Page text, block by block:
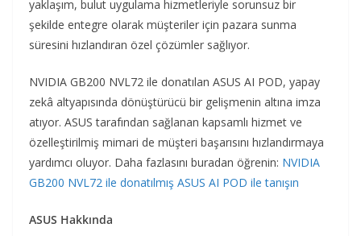
yaklaşım, bulut uygulama hizmetleriyle sorunsuz bir
şekilde entegre olarak müşteriler için pazara sunma
süresini hızlandıran özel çözümler sağlıyor.
NVIDIA GB200 NVL72 ile donatılan ASUS AI POD, yapay
zekâ altyapısında dönüştürücü bir gelişmenin altına imza
atıyor. ASUS tarafından sağlanan kapsamlı hizmet ve
özelleştirilmiş mimari de müşteri başarısını hızlandırmaya
yardımcı oluyor. Daha fazlasını buradan öğrenin: NVIDIA
GB200 NVL72 ile donatılmış ASUS AI POD ile tanışın
ASUS Hakkında